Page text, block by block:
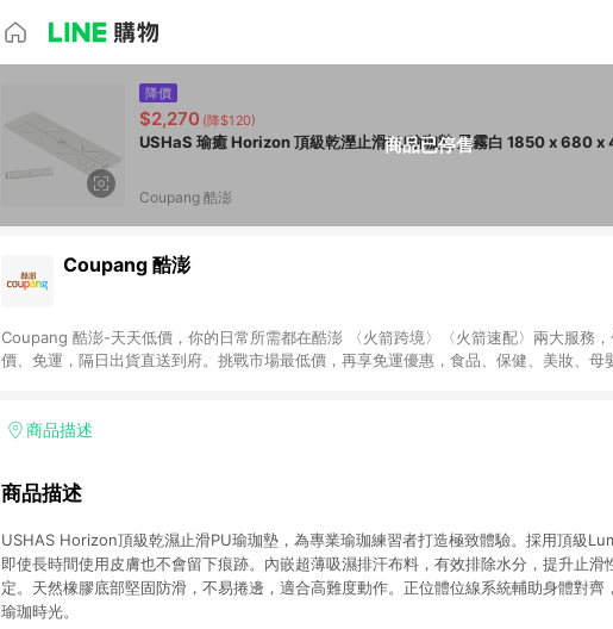
商品已停售
降價
$2,270 (降$120)
Coupang 酷澎
Coupang 酷澎
Coupang 酷澎-天天低價，你的日常所需都在酷澎 〈火箭跨境〉〈火箭速配〉兩大服務
價、免運，隔日出貨直送到府。挑戰市場最低價，再享免運優惠，食品、保健、美妝、母
商品描述
商品描述
USHAS Horizon頂級乾濕止滑PU瑜珈墊，為專業瑜珈練習者打造極致體驗。採用頂級
即使長時間使用皮膚也不會留下痕跡。內嵌超薄吸濕排汗布料，有效排除水分，提升止
定。天然橡膠底部堅固防滑，不易捲邊，適合高難度動作。正位體位線系統輔助身體對齊
瑜珈時光。